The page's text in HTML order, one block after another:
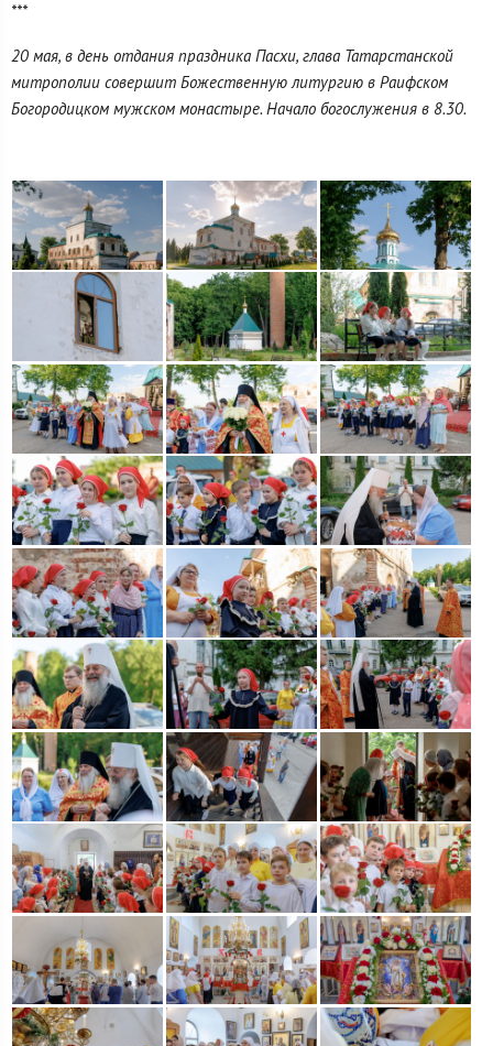
***
20 мая, в день отдания праздника Пасхи, глава Татарстанской
митрополии совершит Божественную литургию в Раифском
Богородицком мужском монастыре. Начало богослужения в 8.30.